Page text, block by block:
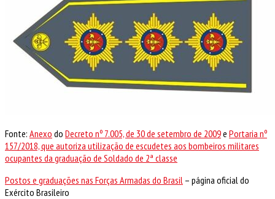
Fonte: Anexo do Decreto nº 7.005, de 30 de setembro de 2009e Portaria nº
157/2018, que autoriza utilização de escudetes aos bombeiros militares
ocupantes da graduação de Soldado de 2ª classe
Postos e graduações nas Forças Armadas do Brasil – página oficial do
Exército Brasileiro